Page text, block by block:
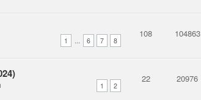
1 ... 6 7 8
108 104863
1 2
22 20976